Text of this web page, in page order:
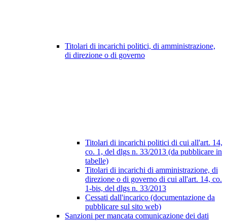
Titolari di incarichi politici, di amministrazione,
di direzione o di governo
Titolari di incarichi politici di cui all'art. 14,
co. 1, del dlgs n. 33/2013 (da pubblicare in
tabelle)
Titolari di incarichi di amministrazione, di
direzione o di governo di cui all'art. 14, co.
1-bis, del dlgs n. 33/2013
Cessati dall'incarico (documentazione da
pubblicare sul sito web)
Sanzioni per mancata comunicazione dei dati